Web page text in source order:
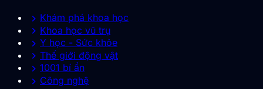
chevron_right Khám phá khoa học
chevron_right Khoa học vũ trụ
chevron_right Y học - Sức khỏe
chevron_right Thế giới động vật
chevron_right 1001 bí ẩn
chevron_right Công nghệ